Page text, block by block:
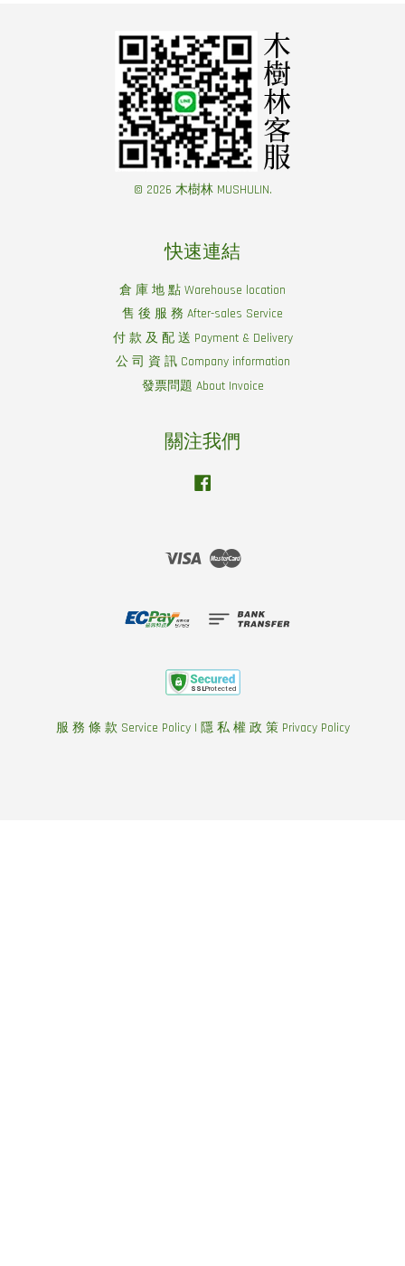
© 2026 木樹林 MUSHULIN.
快速連結
倉 庫 地 點 Warehouse location
售 後 服 務 After-sales Service
付 款 及 配 送 Payment & Delivery
公 司 資 訊 Company information
發票問題 About Invoice
關注我們
Visa Master
服 務 條 款 Service Policy| 隱 私 權 政 策 Privacy Policy